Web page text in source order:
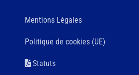
Mentions Légales
Politique de cookies (UE)
Statuts